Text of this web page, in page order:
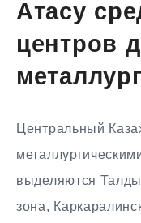
Атасу
центров
Центральный
выделяются
зона,